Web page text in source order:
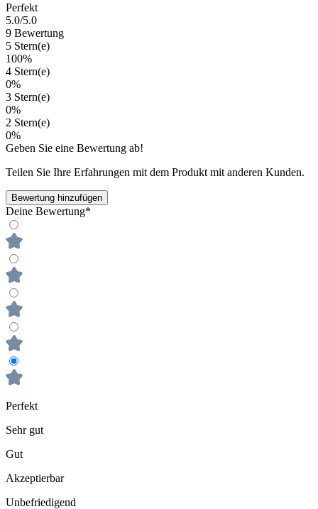
Perfekt
5.0/5.0
9 Bewertung
5 Stern(e)
100%
4 Stern(e)
0%
3 Stern(e)
0%
2 Stern(e)
0%
Geben Sie eine Bewertung ab!
Teilen Sie Ihre Erfahrungen mit dem Produkt mit anderen Kunden.
Bewertung hinzufügen
Deine Bewertung*
Perfekt
Sehr gut
Gut
Akzeptierbar
Unbefriedigend